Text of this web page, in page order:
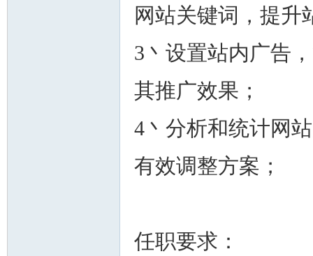
网站关键词，提升
3丶设置站内广告
其推广效果；
4丶分析和统计网
有效调整方案；
任职要求：